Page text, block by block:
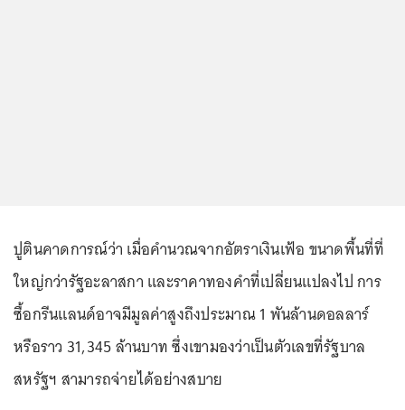
ปูตินคาดการณ์ว่า เมื่อคำนวณจากอัตราเงินเฟ้อ ขนาดพื้นที่ที่
ใหญ่กว่ารัฐอะลาสกา และราคาทองคำที่เปลี่ยนแปลงไป การ
ซื้อกรีนแลนด์อาจมีมูลค่าสูงถึงประมาณ 1 พันล้านดอลลาร์
หรือราว 31,345 ล้านบาท ซึ่งเขามองว่าเป็นตัวเลขที่รัฐบาล
สหรัฐฯ สามารถจ่ายได้อย่างสบาย